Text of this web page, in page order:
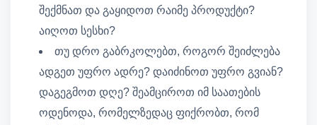
შექმნათ და გაყიდოთ რაიმე პროდუქტი?
აიღოთ სესხი?
თუ დრო გაბრკოლებთ, როგორ შეიძლება
ადგეთ უფრო ადრე? დაიძინოთ უფრო გვიან?
დაგეგმოთ დღე? შეამციროთ იმ საათების
ოდენოდა, რომელზედაც ფიქრობთ, რომ